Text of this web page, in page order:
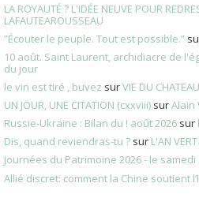
LA ROYAUTÉ ? L'IDÉE NEUVE POUR
LAFAUTEAROUSSEAU
”Écouter le peuple. Tout est possible.”
10 août. Saint Laurent, archidiacre de
du jour
le vin est tiré , buvez surVIE DU
UN JOUR, UNE CITATION (cxxviii) surAlain
Russie-Ukraine : Bilan du ! août 2026 sur
Dis, quand reviendras-tu ? sur L'AN
Journées du Patrimoine 2026 - le samedi
Allié discret: comment la Chine soutient